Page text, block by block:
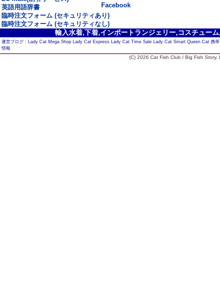
英語用語辞書
Facebook
臨時注文フォーム (セキュリティあり)
臨時注文フォーム (セキュリティなし)
輸入水着,下着,インポートランジェリー,コスチュー
運営ブログ : Lady Cat Mega Shop Lady Cat Express Lady Cat Time Sale Lady Cat Smart Queen Cat 携
情報
(C) 2026 Cat Fish Club / Big Fish Story,